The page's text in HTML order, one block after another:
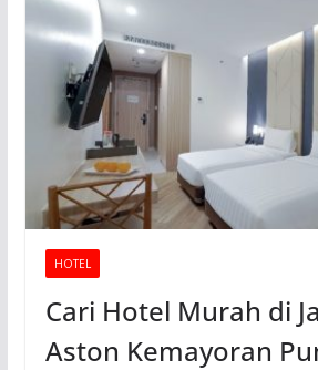
HOTEL
Cari Hotel Murah di
Aston Kemayoran